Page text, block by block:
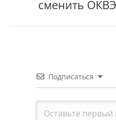
сменить
Подписаться